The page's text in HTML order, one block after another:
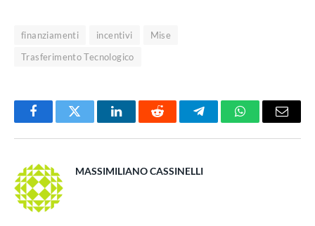
finanziamenti incentivi
Mise
Trasferimento Tecnologico
FacebookTwitter LinkedInReddit TelegramWhatsAppEmail
MASSIMILIANO CASSINELLI